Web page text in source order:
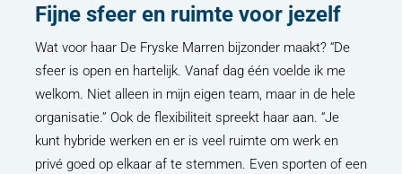
Fijne sfeer en ruimte voor jezelf
Wat voor haar De Fryske Marren bijzonder maakt? “De
sfeer is open en hartelijk. Vanaf dag één voelde ik me
welkom. Niet alleen in mijn eigen team, maar in de hele
organisatie.” Ook de flexibiliteit spreekt haar aan. “Je
kunt hybride werken en er is veel ruimte om werk en
privé goed op elkaar af te stemmen. Even sporten of een